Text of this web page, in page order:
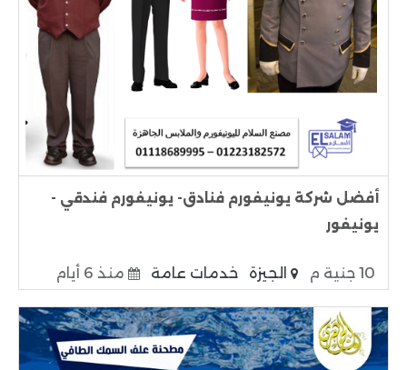
أفضل شركة يونيفورم فنادق- يونيفورم فندقي -
يونيفور
10 جنية م الجيزة خدمات عامة منذ 6 أيام